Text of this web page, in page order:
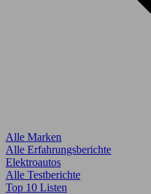
Alle Marken
Alle Erfahrungsberichte
Elektroautos
Alle Testberichte
Top 10 Listen